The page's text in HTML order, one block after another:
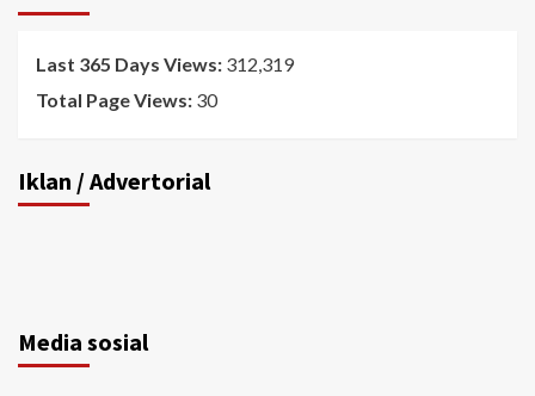
Last 365 Days Views: 312,319
Total Page Views: 30
Iklan / Advertorial
Media sosial